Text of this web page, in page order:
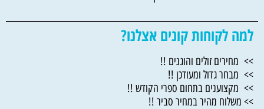
למה לקוחות קונים אצלנו?
>> מחירים זולים והוגנים !!
>> מבחר גדול ומעודכן !!
>> מקצוענים בתחום ספרי הקודש !!
>> משלוח מהיר במחיר סביר !!